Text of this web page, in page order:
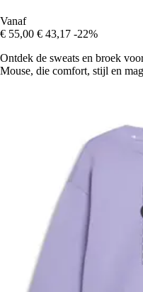
Vanaf
€ 55,00 € 43,17 -22%
Ontdek de sweats en broek
Mouse, die comfort, stijl en